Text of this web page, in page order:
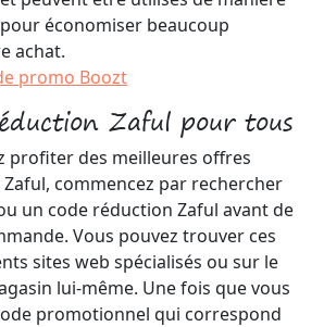
économiser beaucoup
achat.
promo Boozt
Zaful pour tous
profiter des meilleures offres
commencez par rechercher
un code réduction Zaful avant de
Vous pouvez trouver ces
sites web spécialisés ou sur le
lui-même. Une fois que vous
promotionnel qui correspond